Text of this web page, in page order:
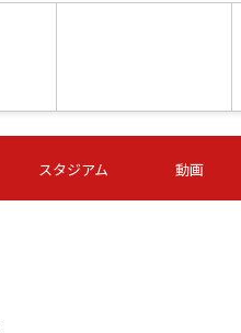
第16節 09/06 (日) 15:00
-
スタジアム 動画